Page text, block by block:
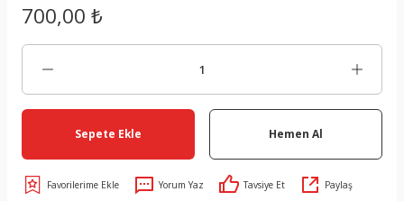
700,00 ₺
Sepete Ekle Hemen Al
Yorum Yaz Tavsiye Et Paylaş